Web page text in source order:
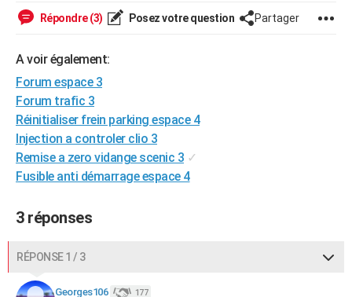
Guides de France
Escapades
Patrimoine
Expositions
Musées
Week-end nature
Art de vivre
Bien-être
Loisirs
Mode
Modes de vie
SANTE
Alimentation
Guide de la santé
Maladies
Médicaments
Sommeil
VOYAGE
Destinations
City break
Voyage nature
Voyage de noces
Forum
Climat
+PHOTO
GUIDES D'ACHAT
CARTE DE VOEUX
Carte de Noël
Carte Bonne année
Carte Saint-Valentin
Carte Pâques
Carte d'anniversaire
DICTIONNAIRE
Dictionnaire
Biographies
Citations
Expressions
Proverbes
PROGRAMME TV
Répondre (3) Posez votre question Partager
A voir également:
Forum espace 3
Forum trafic 3
Réinitialiser frein parking espace 4
Injection a controler clio 3
Remise a zero vidange scenic 3 ✓
Fusible anti démarrage espace 4
3 réponses
RÉPONSE 1 / 3
Georges106 177